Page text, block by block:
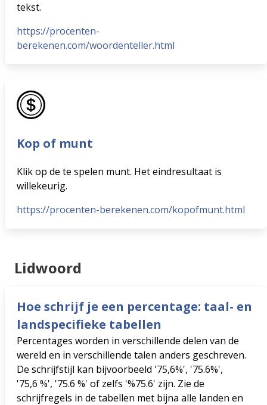
tekst.
https://procenten-
berekenen.com/woordenteller.html
Kop of munt
Klik op de te spelen munt. Het eindresultaat is
willekeurig.
https://procenten-berekenen.com/kopofmunt.html
Lidwoord
Hoe schrijf je een percentage: taal- en
landspecifieke tabellen
Percentages worden in verschillende delen van de
wereld en in verschillende talen anders geschreven.
De schrijfstijl kan bijvoorbeeld '75,6%', '75.6%',
'75,6 %', '75.6 %' of zelfs '%75.6' zijn. Zie de
schrijfregels in de tabellen met bijna alle landen en